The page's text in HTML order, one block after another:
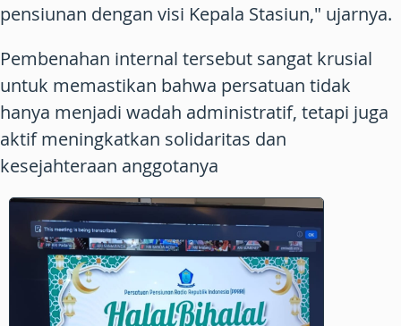
pensiunan dengan visi Kepala Stasiun," ujarnya.
Pembenahan internal tersebut sangat krusial
untuk memastikan bahwa persatuan tidak
hanya menjadi wadah administratif, tetapi juga
aktif meningkatkan solidaritas dan
kesejahteraan anggotanya